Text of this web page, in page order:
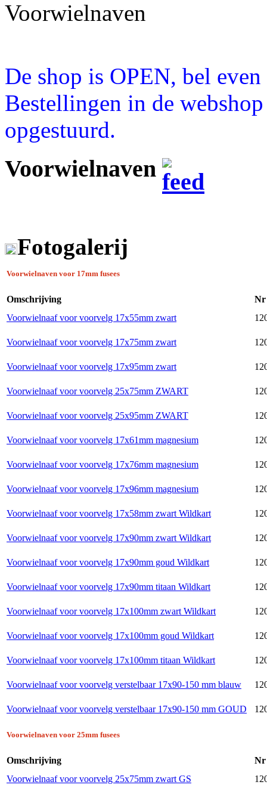
Voorwielnaven
De shop is OPEN, bel
Bestellingen in de
opgestuurd.
Voorwielnaven
Fotogalerij
Voorwielnaven voor 17mm fusees
Omschrijving
Nr
Voorwielnaaf voor voorvelg 17x55mm zwart
Voorwielnaaf voor voorvelg 17x75mm zwart
Voorwielnaaf voor voorvelg 17x95mm zwart
Voorwielnaaf voor voorvelg 25x75mm ZWART
Voorwielnaaf voor voorvelg 25x95mm ZWART
Voorwielnaaf voor voorvelg 17x61mm magnesium
Voorwielnaaf voor voorvelg 17x76mm magnesium
Voorwielnaaf voor voorvelg 17x96mm magnesium
Voorwielnaaf voor voorvelg 17x58mm zwart Wildkart
Voorwielnaaf voor voorvelg 17x90mm zwart Wildkart
Voorwielnaaf voor voorvelg 17x90mm goud Wildkart
Voorwielnaaf voor voorvelg 17x90mm titaan Wildkart
Voorwielnaaf voor voorvelg 17x100mm zwart Wildkart
Voorwielnaaf voor voorvelg 17x100mm goud Wildkart
Voorwielnaaf voor voorvelg 17x100mm titaan Wildkart
Voorwielnaaf voor voorvelg verstelbaar 17x90-150 mm blauw
Voorwielnaaf voor voorvelg verstelbaar 17x90-150 mm GOUD
Voorwielnaven voor 25mm fusees
Omschrijving
Nr
Voorwielnaaf voor voorvelg 25x75mm zwart GS